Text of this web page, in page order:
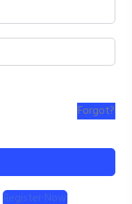
Forgot?
Register Now